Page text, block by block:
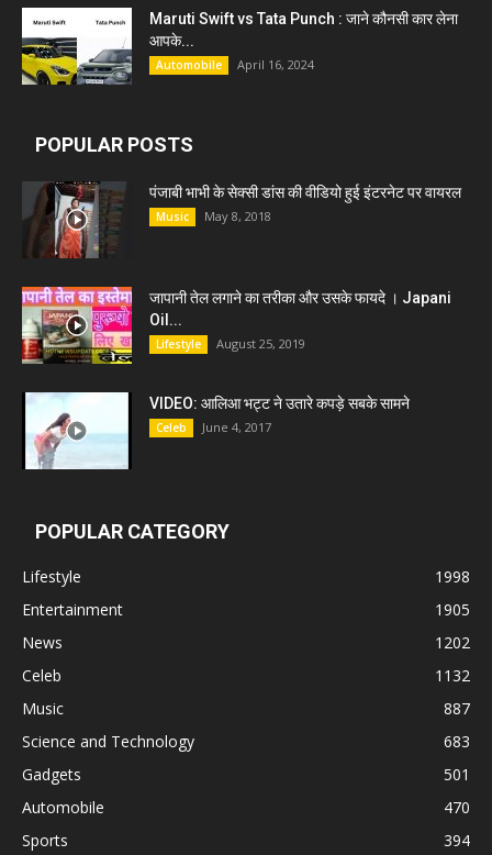
Maruti Swift vs Tata Punch : जाने कौनसी कार लेना
आपके...
Automobile April 16, 2024
POPULAR POSTS
पंजाबी भाभी के सेक्सी डांस की वीडियो हुई इंटरनेट पर वायरल
Music May 8, 2018
जापानी तेल लगाने का तरीका और उसके फायदे । Japani
Oil...
Lifestyle August 25, 2019
VIDEO: आलिआ भट्ट ने उतारे कपड़े सबके सामने
Celeb June 4, 2017
POPULAR CATEGORY
Lifestyle
1998
Entertainment
1905
News
1202
Celeb
1132
Music
887
Science and Technology
683
Gadgets
501
Automobile
470
Sports
394